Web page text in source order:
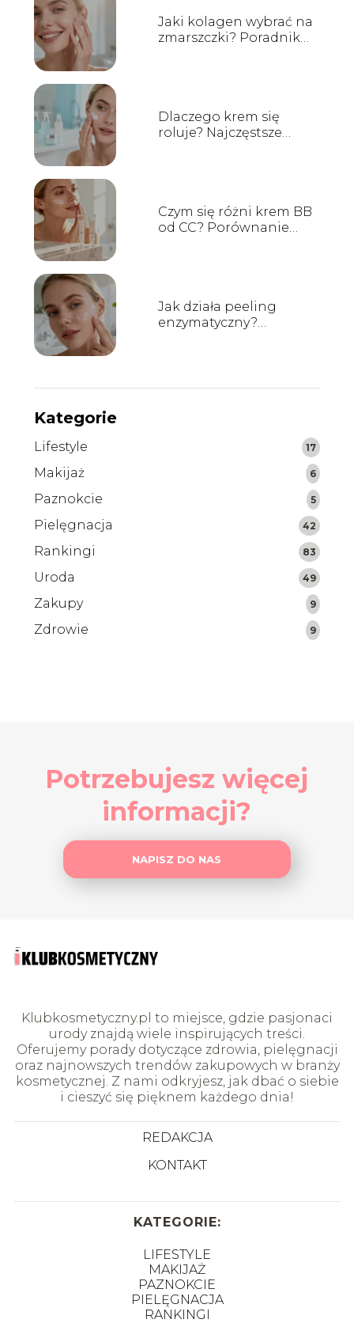
Jaki kolagen wybrać na
zmarszczki? Poradnik
Dlaczego krem się
roluje? Najczęstsze
Czym się różni krem BB
od CC? Porównanie
Jak działa peeling
enzymatyczny?
Kategorie
Lifestyle 17
Makijaż 6
Paznokcie 5
Pielęgnacja 42
Rankingi 83
Uroda 49
Zakupy 9
Zdrowie 9
Potrzebujesz więcej
informacji?
NAPISZ DO NAS
Klubkosmetyczny.pl to miejsce, gdzie pasjonaci
urody znajdą wiele inspirujących treści.
Oferujemy porady dotyczące zdrowia, pielęgnacji
oraz najnowszych trendów zakupowych w branży
kosmetycznej. Z nami odkryjesz, jak dbać o siebie
i cieszyć się pięknem każdego dnia!
REDAKCJA
KONTAKT
KATEGORIE:
LIFESTYLE
MAKIJAŻ
PAZNOKCIE
PIELĘGNACJA
RANKINGI